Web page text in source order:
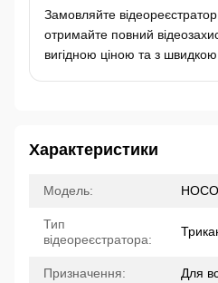
Замовляйте відеореєстратор
отримайте повний
вигідною ціною та з швидкою
Характеристики
Модель:
Тип
відеореєстратора:
Призначення: Для